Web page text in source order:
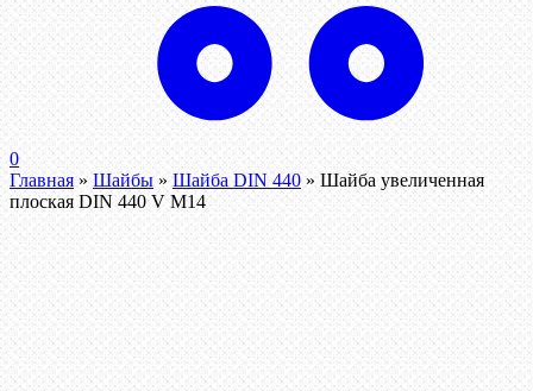
0
Главная » Шайбы » Шайба DIN 440 » Шайба увеличенная
плоская DIN 440 V М14